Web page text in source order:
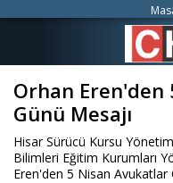
Orhan
Günü Mesajı
Hisar Sürücü Kursu
Bilimleri Eğitim Kurumları
Eren'den 5 Nisan Avukatlar